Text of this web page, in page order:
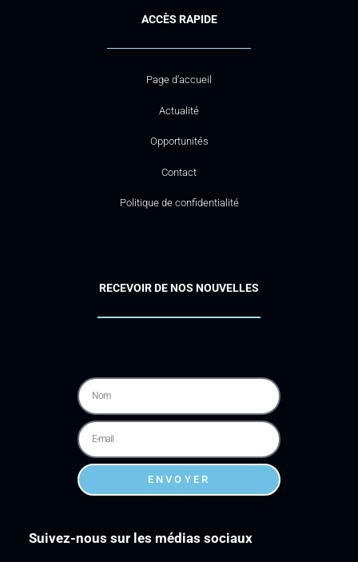
ACCÈS RAPIDE
Page d’accueil
Actualité
Opportunités
Contact
Politique de confidentialité
RECEVOIR DE NOS NOUVELLES
ENVOYER
Suivez-nous sur les médias sociaux